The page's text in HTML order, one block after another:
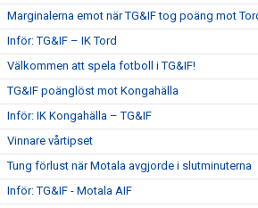
Marginalerna emot när TG&IF tog poäng mot
Inför: TG&IF – IK Tord
Välkommen att spela fotboll i TG&IF!
TG&IF poänglöst mot Kongahälla
Inför: IK Kongahälla – TG&IF
Vinnare vårtipset
Tung förlust när Motala avgjorde i slutminuterna
Inför: TG&IF - Motala AIF